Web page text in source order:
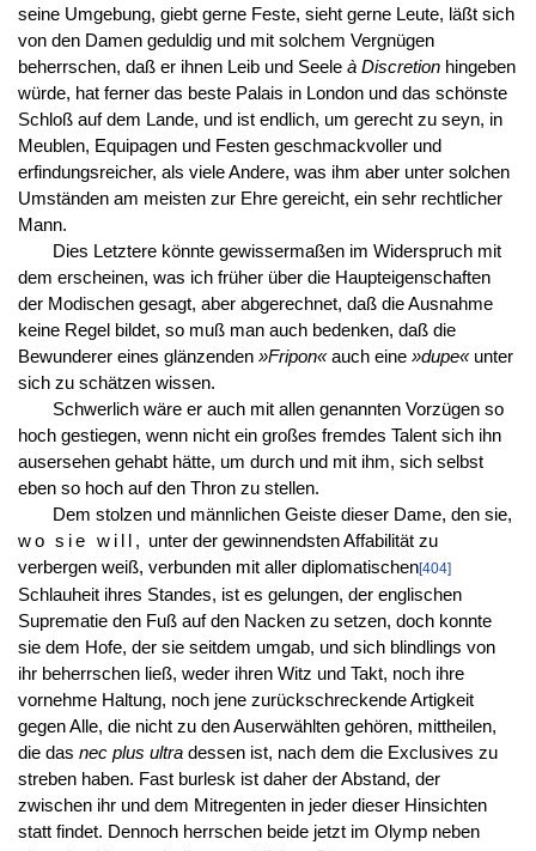
seine Umgebung, giebt gerne Feste, sieht gerne Leute, läßt sich
von den Damen geduldig und mit solchem Vergnügen
beherrschen, daß er ihnen Leib und Seele à Discretionhingeben
würde, hat ferner das beste Palais in London und das schönste
Schloß auf dem Lande, und ist endlich, um gerecht zu seyn, in
Meublen, Equipagen und Festen geschmackvoller und
erfindungsreicher, als viele Andere, was ihm aber unter solchen
Umständen am meisten zur Ehre gereicht, ein sehr rechtlicher
Mann.
Dies Letztere könnte gewissermaßen im Widerspruch mit
dem erscheinen, was ich früher über die Haupteigenschaften
der Modischen gesagt, aber abgerechnet, daß die Ausnahme
keine Regel bildet, so muß man auch bedenken, daß die
Bewunderer eines glänzenden »Fripon«auch eine »dupe«unter
sich zu schätzen wissen.
Schwerlich wäre er auch mit allen genannten Vorzügen so
hoch gestiegen, wenn nicht ein großes fremdes Talent sich ihn
ausersehen gehabt hätte, um durch und mit ihm, sich selbst
eben so hoch auf den Thron zu stellen.
Dem stolzen und männlichen Geiste dieser Dame, den sie,
wo sie will, unter der gewinnendsten Affabilität zu
verbergen weiß, verbunden mit aller diplomatischen[404]
Schlauheit ihres Standes, ist es gelungen, der englischen
Suprematie den Fuß auf den Nacken zu setzen, doch konnte
sie dem Hofe, der sie seitdem umgab, und sich blindlings von
ihr beherrschen ließ, weder ihren Witz und Takt, noch ihre
vornehme Haltung, noch jene zurückschreckende Artigkeit
gegen Alle, die nicht zu den Auserwählten gehören, mittheilen,
die das nec plus ultradessen ist, nach dem die Exclusives zu
streben haben. Fast burlesk ist daher der Abstand, der
zwischen ihr und dem Mitregenten in jeder dieser Hinsichten
statt findet. Dennoch herrschen beide jetzt im Olymp neben